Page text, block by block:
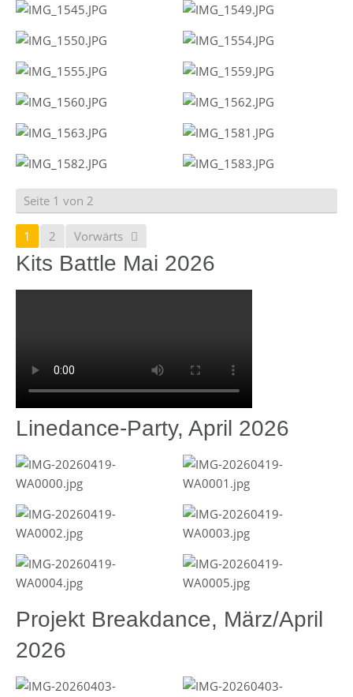
Seite 1 von 2
1 2 Vorwärts
Kits Battle Mai 2026
Linedance-Party, April 2026
Projekt Breakdance, März/April
2026